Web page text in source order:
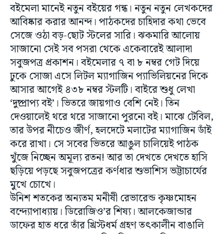
বইমেলা মানেই নতুন বইয়ের গন্ধ। নতুন নতুন লেখকদের
আবিষ্কার করার আনন্দ। পাঠকদের চাহিদার কথা ভেবে
সেজে ওঠা বড়-ছোট স্টলের সারি। ঝকমারি আলোয়
সাজানো সেই সব পসরা থেকে একেবারেই আলাদা
সবুজপত্র প্রকাশন। বইমেলার ৭ বা ৮ নম্বর গেট দিয়ে
ঢুকে সোজা এসে লিটল ম্যাগাজিন প্যাভিলিয়নের দিকে
আসার আগেই ৪৩৮ নম্বর স্টলটি। বাইরে শুধু লেখা
‘দুষ্প্রাপ্য বই’। ভিতরে জায়গাও বেশি নেই। তিন
দেওয়ালেই থরে থরে সাজানো পুরনো বই। মাঝে টেবিল,
তার উপর নীচেও জীর্ণ, হলদেটে মলাটের ম্যাগাজিন ডাঁই
করে রাখা। সে সবের ভিতরে আঙুল চালিয়েই পাঠক
খুঁজে নিচ্ছেন অমূল্য রতন! আর তা দেখতে দেখতে হাসি
ছড়িয়ে পড়ছে সবুজপত্রের কর্ণধার শুভাশিস ভট্টাচার্যের
মুখে চোখে।
উনিশ শতকের অন্যতম মনীষী রেভারেন্ড কৃষ্ণমোহন
বন্দ্যোপাধ্যায়। ডিরোজিও’র শিষ্য। আলকেজান্ডার
ডাফের হাত ধরে তাঁর খ্রিস্টধর্ম গ্রহণ তৎকালীন বাঙালি